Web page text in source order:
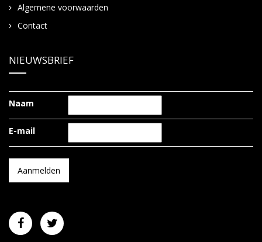
Algemene voorwaarden
Contact
NIEUWSBRIEF
Naam
E-mail